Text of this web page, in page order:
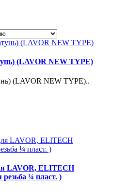
(LAVOR NEW TYPE)
(LAVOR NEW TYPE)..
LAVOR, ELITECH
¼ пласт. )